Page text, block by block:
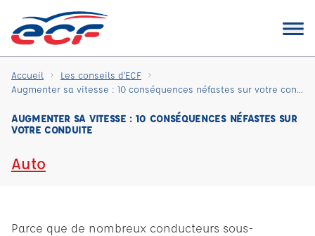
Accueil
Les conseils d’ECF
AUGMENTER SA VITESSE : 10 CONSÉQUENCES NÉFASTES SUR
VOTRE CONDUITE
Auto
Parce que de nombreux conducteurs sous-